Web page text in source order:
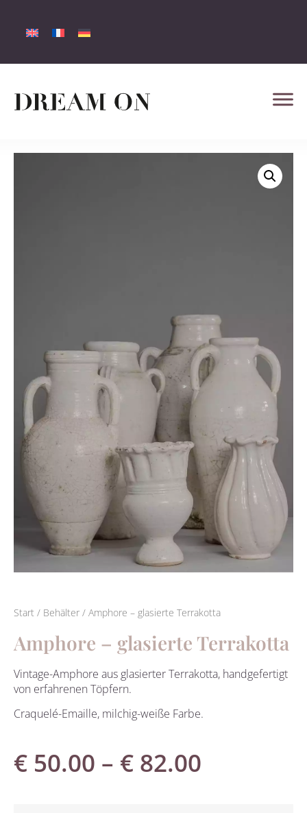
Start / Behälter / Amphore – glasierte Terrakotta
Amphore – glasierte Terrakotta
Vintage-Amphore aus glasierter Terrakotta, handgefertigt
von erfahrenen Töpfern.
Craquelé-Emaille, milchig-weiße Farbe.
€ 50.00 – € 82.00